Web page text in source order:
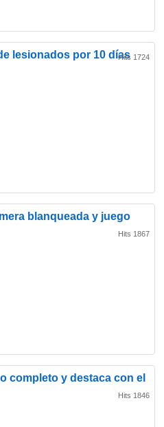
lesionados por 10 díasHits 1724
blanqueada y juego
Hits 1867
completo y destaca con el
Hits 1846